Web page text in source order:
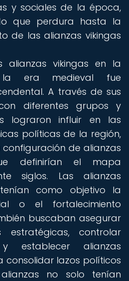
y sociales de la época,
que perdura hasta la
de las alianzas vikingas
alianzas vikingas en la
era medieval fue
A través de sus
diferentes grupos y
lograron influir en las
políticas de la región,
de alianzas
definirían el mapa
siglos. Las alianzas
como objetivo la
o el fortalecimiento
buscaban asegurar
estratégicas, controlar
establecer alianzas
consolidar lazos políticos
no solo tenían